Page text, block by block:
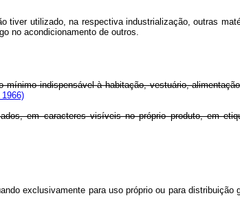
utilizado, na respectiva industrialização, outras
no acondicionamento de outros.
indispensável à habitação, vestuário,
em caracteres visíveis no próprio produto, em
exclusivamente para uso próprio ou para